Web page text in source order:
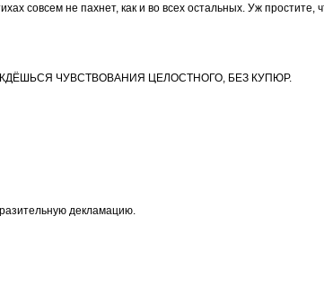
совсем не пахнет, как и во всех остальных. Уж простите,
ЧУВСТВОВАНИЯ ЦЕЛОСТНОГО, БЕЗ КУПЮР.
декламацию.